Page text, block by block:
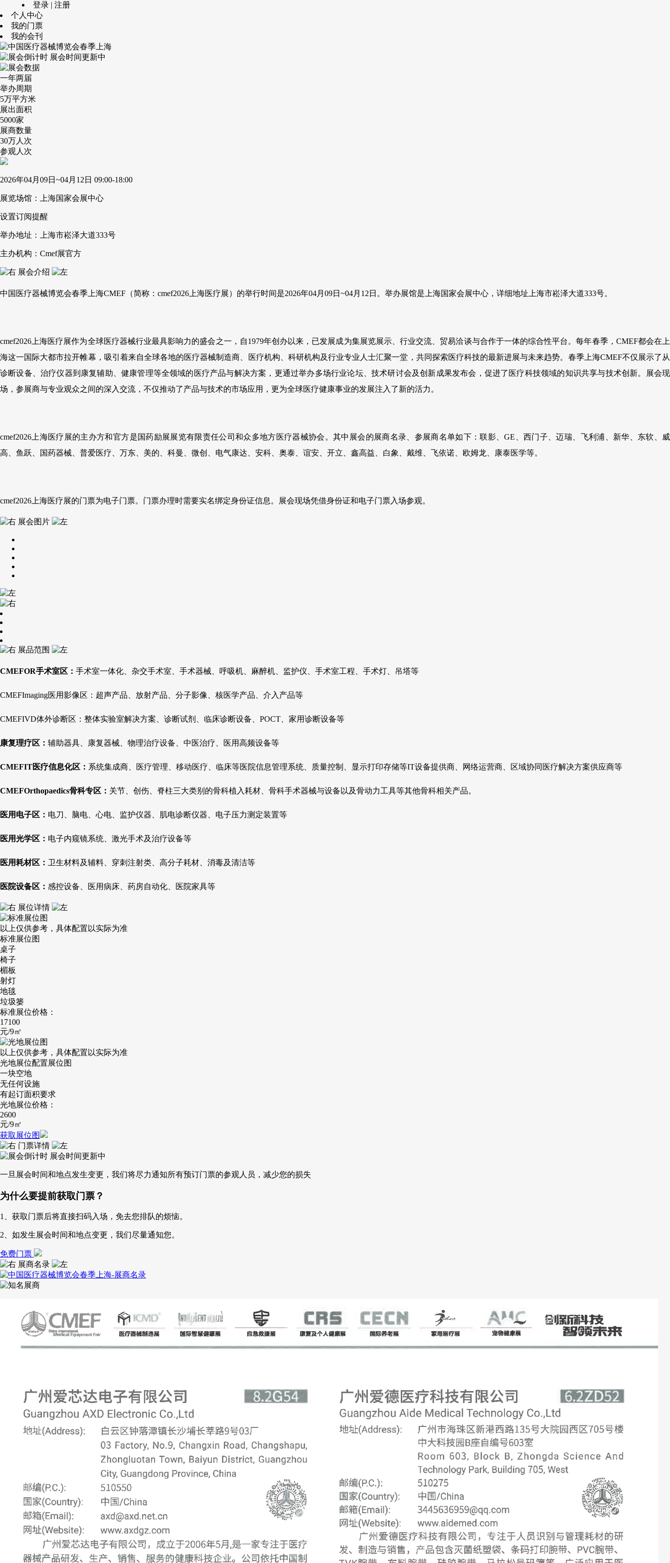
登录 | 注册
个人中心
我的门票
我的会刊
展会时间更新中
一年两届
举办周期
5万平方米
展出面积
5000家
展商数量
30万人次
参观人次
2026年04月09日~04月12日 09:00-18:00
展览场馆：上海国家会展中心
设置订阅提醒
举办地址： 上海市崧泽大道333号
主办机构： Cmef展官方
展会介绍
中国医疗器械博览会春季上海CMEF（简称：cmef2026上海医疗展）的举行时间是2026年04月09日~04月12日。举办展馆是上海国家会展中心，详细地址上海市崧泽大道333号。
cmef2026上海医疗展作为全球医疗器械行业最具影响力的盛会之一，自1979年创办以来，已发展成为集展览展示、行业交流、贸易洽谈与合作于一体的综合性平台。每年春季，CMEF都会在上
海这一国际大都市拉开帷幕，吸引着来自全球各地的医疗器械制造商、医疗机构、科研机构及行业专业人士汇聚一堂，共同探索医疗科技的最新进展与未来趋势。春季上海CMEF不仅展示了从
诊断设备、治疗仪器到康复辅助、健康管理等全领域的医疗产品与解决方案，更通过举办多场行业论坛、技术研讨会及创新成果发布会，促进了医疗科技领域的知识共享与技术创新。展会现
场，参展商与专业观众之间的深入交流，不仅推动了产品与技术的市场应用，更为全球医疗健康事业的发展注入了新的活力。
cmef2026上海医疗展的主办方和官方是国药励展展览有限责任公司和众多地方医疗器械协会。其中展会的展商名录、参展商名单如下：联影、GE、西门子、迈瑞、飞利浦、新华、东软、威
高、鱼跃、国药器械、普爱医疗、万东、美的、科曼、微创、电气康达、安科、奥泰、谊安、开立、鑫高益、白象、戴维、飞依诺、欧姆龙、康泰医学等。
cmef2026上海医疗展的门票为电子门票。门票办理时需要实名绑定身份证信息。展会现场凭借身份证和电子门票入场参观。
展会图片
展品范围
CMEFOR手术室区： 手术室一体化、杂交手术室、手术器械、呼吸机、麻醉机、监护仪、手术室工程、手术灯、吊塔等
CMEFImaging医用影像区：超声产品、放射产品、分子影像、核医学产品、介入产品等
CMEFIVD体外诊断区：整体实验室解决方案、诊断试剂、临床诊断设备、POCT、家用诊断设备等
康复理疗区： 辅助器具、康复器械、物理治疗设备、中医治疗、医用高频设备等
CMEFIT医疗信息化区： 系统集成商、医疗管理、移动医疗、临床等医院信息管理系统、质量控制、显示打印存储等IT设备提供商、网络运营商、区域协同医疗解决方案供应商等
CMEFOrthopaedics骨科专区： 关节、创伤、脊柱三大类别的骨科植入耗材、骨科手术器械与设备以及骨动力工具等其他骨科相关产品。
医用电子区： 电刀、脑电、心电、监护仪器、肌电诊断仪器、电子压力测定装置等
医用光学区： 电子内窥镜系统、激光手术及治疗设备等
医用耗材区： 卫生材料及辅料、穿刺注射类、高分子耗材、消毒及清洁等
医院设备区： 感控设备、医用病床、药房自动化、医院家具等
展位详情
以上仅供参考，具体配置以实际为准
标准展位图
桌子
椅子
楣板
射灯
地毯
垃圾篓
标准展位价格：
17100
元/9㎡
以上仅供参考，具体配置以实际为准
光地展位配置展位图
一块空地
无任何设施
有起订面积要求
光地展位价格：
2600
元/9㎡
获取展位图
门票详情
展会时间更新中
一旦展会时间和地点发生变更，我们将尽力通知所有预订门票的参观人员，减少您的损失
为什么要提前获取门票？
1、获取门票后将直接扫码入场，免去您排队的烦恼。
2、如发生展会时间和地点变更，我们尽量通知您。
免费门票
展商名录